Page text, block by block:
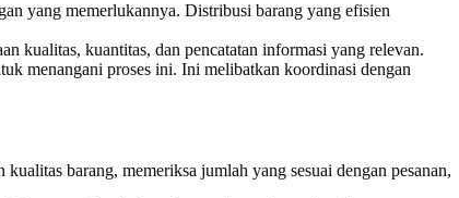
yang memerlukannya. Distribusi barang yang efisien
kualitas, kuantitas, dan pencatatan informasi yang relevan.
menangani proses ini. Ini melibatkan koordinasi dengan
barang, memeriksa jumlah yang sesuai dengan pesanan,